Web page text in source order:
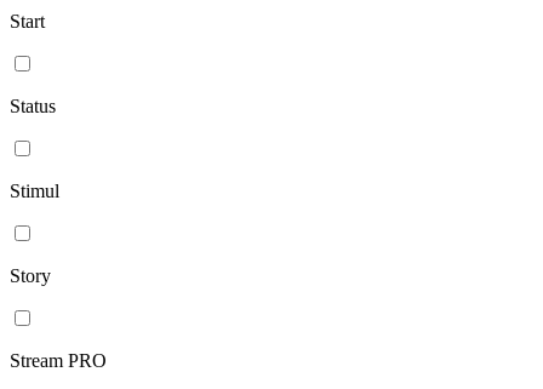
Start
Status
Stimul
Story
Stream PRO